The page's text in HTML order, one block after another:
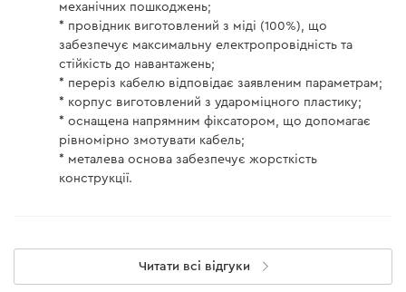
механічних пошкоджень;
* провідник виготовлений з міді (100%), що
забезпечує максимальну електропровідність та
стійкість до навантажень;
* переріз кабелю відповідає заявленим параметрам;
* корпус виготовлений з удароміцного пластику;
* оснащена напрямним фіксатором, що допомагає
рівномірно змотувати кабель;
* металева основа забезпечує жорсткість
конструкції.
Читати всі відгуки